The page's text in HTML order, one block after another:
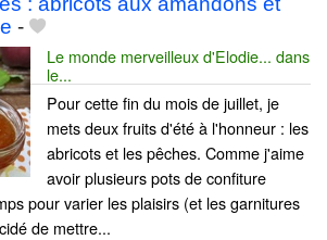
-
Le monde merveilleux d'Elodie... dans
le...
Pour cette fin du mois de juillet, je
mets deux fruits d'été à l'honneur : les
abricots et les pêches. Comme j'aime
avoir plusieurs pots de confiture
pour varier les plaisirs (et les garnitures
de mettre...